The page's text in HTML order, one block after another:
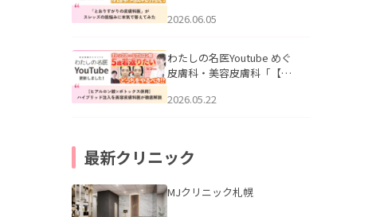
ッズの肌悩みに本気で答え
た。
2026.06.05
わたしの名医Youtube めぐ
皮膚科・美容皮膚科「【ヒ
用】ハイブリッド注入を美
2026.05.22
最新クリニック
MJクリニック札幌